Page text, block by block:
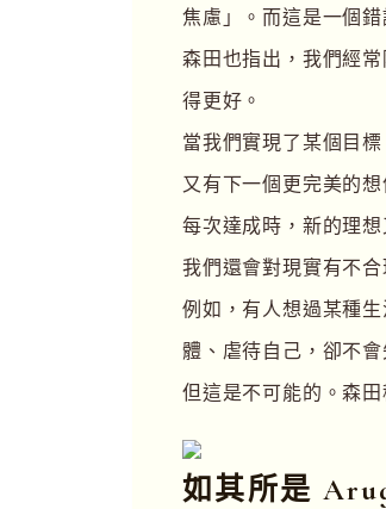
焦慮」。而這是一個錯
森田也指出，我們經
得更好。
當我們實現了某個目
又有下一個更完美的想
每次達成時，新的理
我們還會對現實有不
例如，有人想過某種
體、虐待自己，卻不
但這是不可能的。森
如其所是